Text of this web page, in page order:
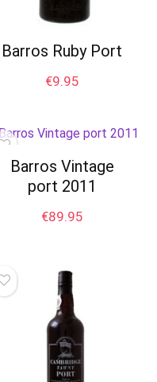
Barros Ruby Port
€9.95
Barros Vintage
port 2011
€89.95